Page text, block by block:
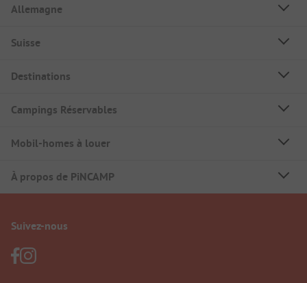
Allemagne
Suisse
Destinations
Campings Réservables
Mobil-homes à louer
À propos de PiNCAMP
Suivez-nous